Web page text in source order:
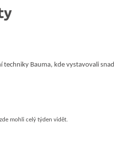
Bauma, kde vystavovali
mohli celý týden vidět.